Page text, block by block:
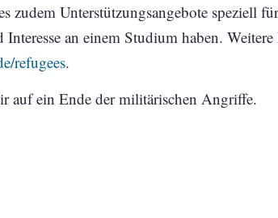
zudem Unterstützungsangebote speziell
an einem Studium haben.
refugees.
auf ein Ende der militärischen Angriffe.